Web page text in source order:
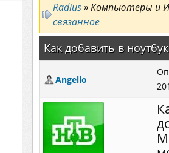
Radius» Компьютеры и
связанное
Как добавить в
Angello